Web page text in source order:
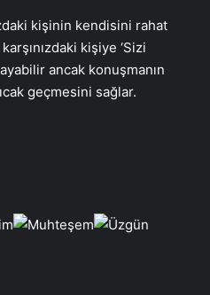
kişinin kendisini rahat
kişiye ‘Sizi
ancak konuşmanın
geçmesini sağlar.
başlamadan kalp sağlığınıza